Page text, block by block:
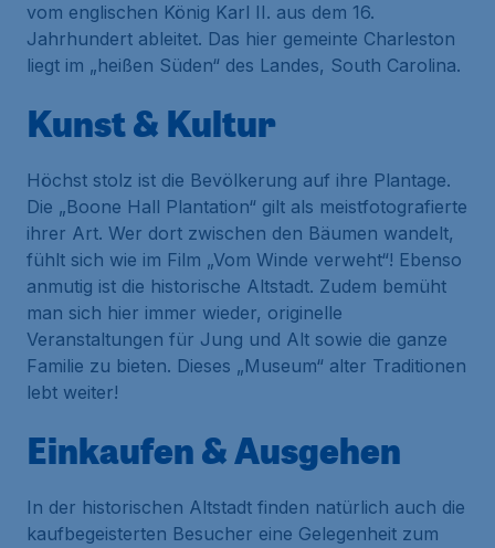
vom englischen König Karl II. aus dem 16.
Jahrhundert ableitet. Das hier gemeinte Charleston
liegt im „heißen Süden“ des Landes, South Carolina.
Kunst & Kultur
Höchst stolz ist die Bevölkerung auf ihre Plantage.
Die „Boone Hall Plantation“ gilt als meistfotografierte
ihrer Art. Wer dort zwischen den Bäumen wandelt,
fühlt sich wie im Film „Vom Winde verweht“! Ebenso
anmutig ist die historische Altstadt. Zudem bemüht
man sich hier immer wieder, originelle
Veranstaltungen für Jung und Alt sowie die ganze
Familie zu bieten. Dieses „Museum“ alter Traditionen
lebt weiter!
Einkaufen & Ausgehen
In der historischen Altstadt finden natürlich auch die
kaufbegeisterten Besucher eine Gelegenheit zum